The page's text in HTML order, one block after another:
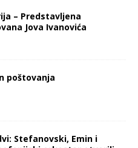
– Predstavljena
Jova Ivanovića
poštovanja
Stefanovski, Emin i